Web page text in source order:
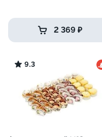
2 369 ₽
9.3